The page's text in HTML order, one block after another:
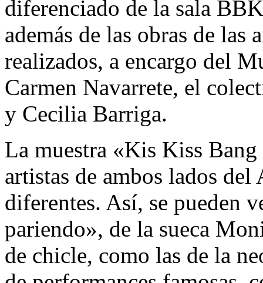
diferenciado de la sala
además de las obras de
realizados, a encargo del
Carmen Navarrete, el
y Cecilia Barriga.
La muestra «Kis Kiss
artistas de ambos lados
diferentes. Así, se pueden
pariendo», de la sueca
de chicle, como las de la